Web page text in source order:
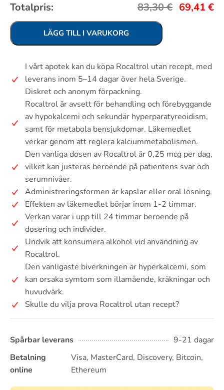
Totalpris: 83,30€ 69,41 €
LÄGG TILL I VARUKORG
I vårt apotek kan du köpa Rocaltrol utan recept, med
leverans inom 5–14 dagar över hela Sverige.
Diskret och anonym förpackning.
Rocaltrol är avsett för behandling och förebyggande
av hypokalcemi och sekundär hyperparatyreoidism,
samt för metabola bensjukdomar. Läkemedlet
verkar genom att reglera kalciummetabolismen.
Den vanliga dosen av Rocaltrol är 0,25 mcg per dag,
vilket kan justeras beroende på patientens svar och
serumnivåer.
Administreringsformen är kapslar eller oral lösning.
Effekten av läkemedlet börjar inom 1-2 timmar.
Verkan varar i upp till 24 timmar beroende på
dosering och individer.
Undvik att konsumera alkohol vid användning av
Rocaltrol.
Den vanligaste biverkningen är hyperkalcemi, som
kan orsaka symtom som illamående, kräkningar och
huvudvärk.
Skulle du vilja prova Rocaltrol utan recept?
Spårbar leverans
9-21 dagar
Betalning
online
Visa, MasterCard, Discovery, Bitcoin,
Ethereum